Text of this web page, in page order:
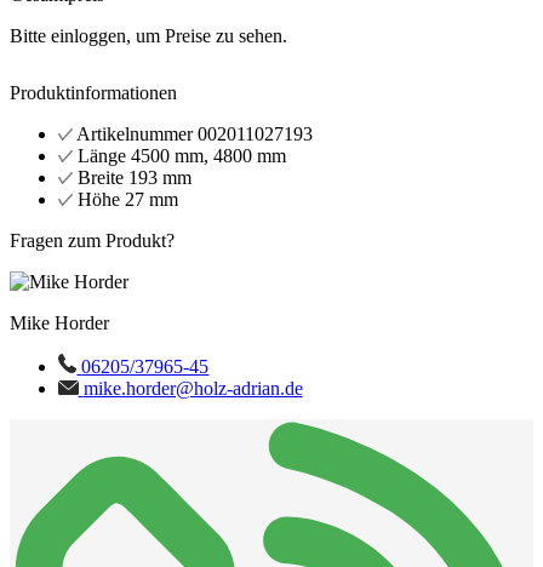
Bitte einloggen, um Preise zu sehen.
Produktinformationen
Artikelnummer 002011027193
Länge 4500 mm, 4800 mm
Breite 193 mm
Höhe 27 mm
Fragen zum Produkt?
Mike Horder
06205/37965-45
mike.horder@holz-adrian.de